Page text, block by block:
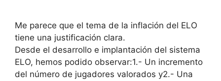
Me parece que el tema de la inflación del ELO
tiene una justificación clara.
Desde el desarrollo e implantación del sistema
ELO, hemos podido observar:1.- Un incremento
del número de jugadores valorados y2.- Una